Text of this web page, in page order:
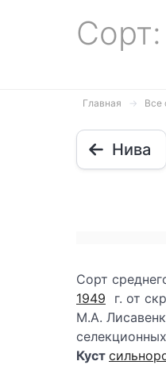
Главная Все
Нива
Сорт
1949
г. от
М.А.
Куст